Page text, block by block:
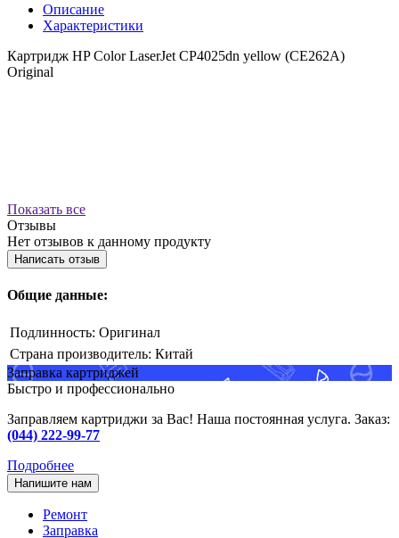
Описание
Характеристики
Картридж HP Color LaserJet CP4025dn yellow (CE262A)
Original
Показать все
Отзывы
Нет отзывов к данному продукту
Написать отзыв
Общие данные:
Подлинность: Оригинал
Страна производитель: Китай
Заправка картриджей
Быстро и профессионально
Заправляем картриджи за Вас! Наша постоянная услуга. Заказ:
(044) 222-99-77
Подробнее
Напишите нам
Ремонт
Заправка